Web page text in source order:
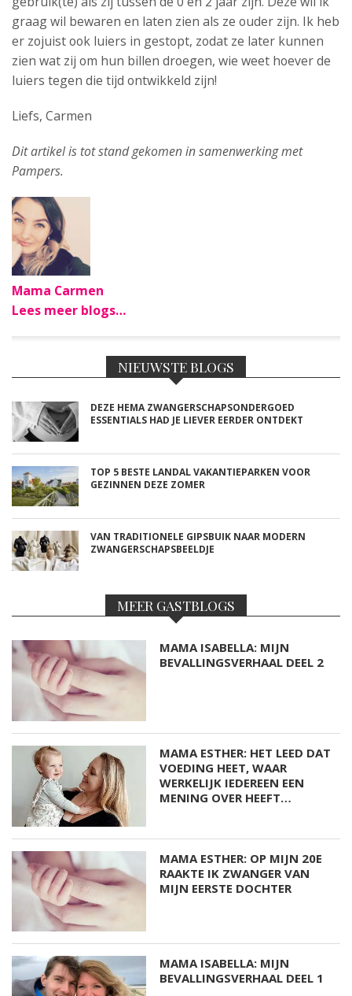
graag wil bewaren en laten zien als ze ouder zijn. Ik heb
er zojuist ook luiers in gestopt, zodat ze later kunnen
zien wat zij om hun billen droegen, wie weet hoever de
luiers tegen die tijd ontwikkeld zijn!
Liefs, Carmen
Dit artikel is tot stand gekomen in samenwerking met
Pampers.
Mama Carmen
Lees meer blogs…
NIEUWSTE BLOGS
DEZE HEMA ZWANGERSCHAPSONDERGOED
ESSENTIALS HAD JE LIEVER EERDER ONTDEKT
TOP 5 BESTE LANDAL VAKANTIEPARKEN VOOR
GEZINNEN DEZE ZOMER
VAN TRADITIONELE GIPSBUIK NAAR MODERN
ZWANGERSCHAPSBEELDJE
MEER GASTBLOGS
MAMA ISABELLA: MIJN
BEVALLINGSVERHAAL DEEL 2
MAMA ESTHER: HET LEED DAT
VOEDING HEET, WAAR
WERKELIJK IEDEREEN EEN
MENING OVER HEEFT…
MAMA ESTHER: OP MIJN 20E
RAAKTE IK ZWANGER VAN
MIJN EERSTE DOCHTER
MAMA ISABELLA: MIJN
BEVALLINGSVERHAAL DEEL 1